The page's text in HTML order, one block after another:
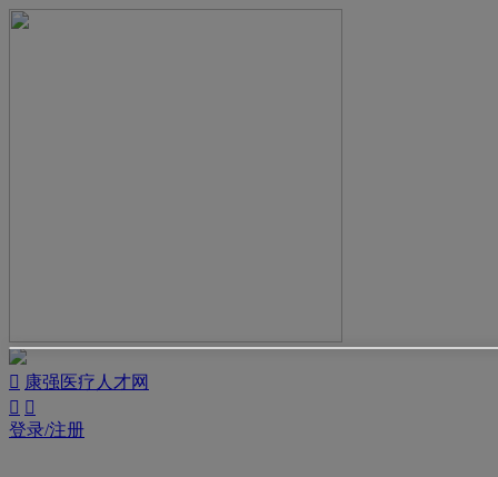
 康强医疗人才网
 
登录/注册